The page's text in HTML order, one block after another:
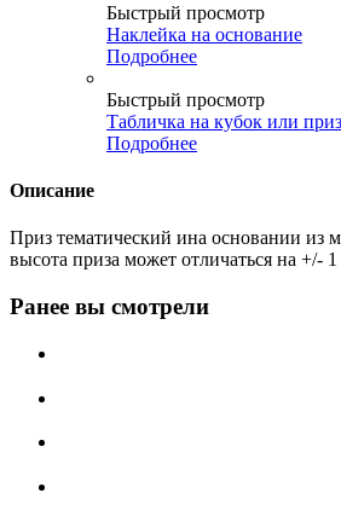
Быстрый просмотр
Наклейка на основание
Подробнее
Быстрый просмотр
Табличка на кубок или приз
Подробнее
Описание
Приз тематический ина основании из
высота приза может отличаться на +/-
Ранее вы смотрели